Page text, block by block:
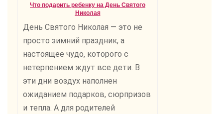
Что подарить ребенку на День Святого
Николая
День Святого Николая — это не
просто зимний праздник, а
настоящее чудо, которого с
нетерпением ждут все дети. В
эти дни воздух наполнен
ожиданием подарков, сюрпризов
и тепла. А для родителей